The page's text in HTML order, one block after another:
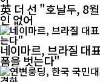
英 더 선 "호날두, 8
인 없어
네이마르, 브라질 대
폼을 벗는다"